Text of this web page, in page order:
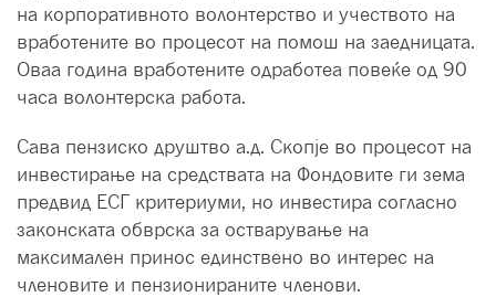
на корпоративното волонтерство и учеството на
вработените во процесот на помош на заедницата.
Оваа година вработените одработеа повеќе од 90
часа волонтерска работа.
Сава пензиско друштво а.д. Скопје во процесот на
инвестирање на средствата на Фондовите ги зема
предвид ЕСГ критериуми, но инвестира согласно
законската обврска за остварување на
максимален принос единствено во интерес на
членовите и пензионираните членови.